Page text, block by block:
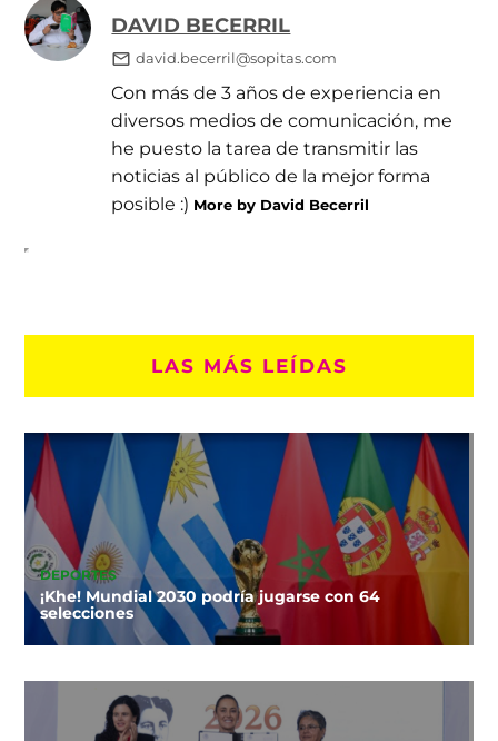
DAVID BECERRIL
david.becerril@sopitas.com
Con más de 3 años de experiencia en
diversos medios de comunicación, me
he puesto la tarea de transmitir las
noticias al público de la mejor forma
posible :) More by David Becerril
LAS MÁS LEÍDAS
DEPORTES
¡Khe! Mundial 2030 podría jugarse con 64
selecciones